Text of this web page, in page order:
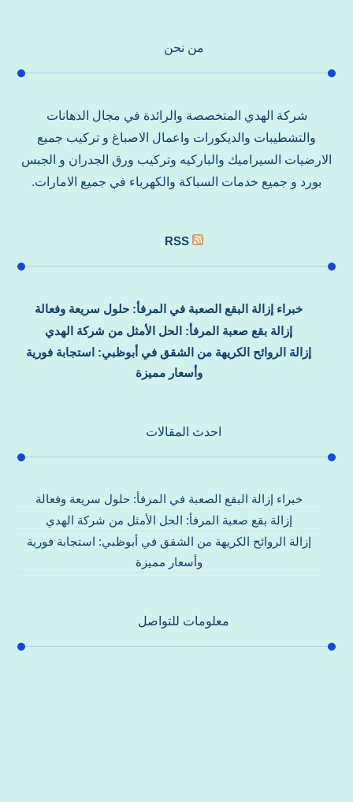
من نحن
شركة الهدي المتخصصة والرائدة في مجال الدهانات
والتشطيبات والديكورات واعمال الاصباغ و تركيب جميع
الارضيات السيراميك والباركيه وتركيب ورق الجدران و الجبس
بورد و جميع خدمات السباكة والكهرباء في جميع الامارات.
RSS
خبراء إزالة البقع الصعبة في المرفأ: حلول سريعة وفعالة
إزالة بقع صعبة المرفأ: الحل الأمثل من شركة الهدي
إزالة الروائح الكريهة من الشقق في أبوظبي: استجابة فورية
وأسعار مميزة
احدث المقالات
خبراء إزالة البقع الصعبة في المرفأ: حلول سريعة وفعالة
إزالة بقع صعبة المرفأ: الحل الأمثل من شركة الهدي
إزالة الروائح الكريهة من الشقق في أبوظبي: استجابة فورية
وأسعار مميزة
معلومات للتواصل